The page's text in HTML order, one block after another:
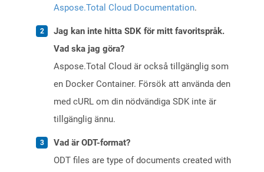
Aspose.Total Cloud Documentation.
Jag kan inte hitta SDK för mitt favoritspråk.
Vad ska jag göra?
Aspose.Total Cloud är också tillgänglig som
en Docker Container. Försök att använda den
med cURL om din nödvändiga SDK inte är
tillgänglig ännu.
Vad är ODT-format?
ODT files are type of documents created with